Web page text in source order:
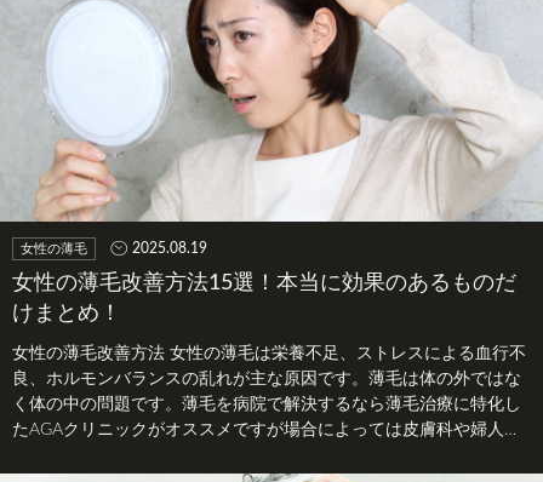
女性の薄毛 2025.08.19
女性の薄毛改善方法15選！本当に効果のあるものだ
けまとめ！
女性の薄毛改善方法 女性の薄毛は栄養不足、ストレスによる血行不
良、ホルモンバランスの乱れが主な原因です。薄毛は体の外ではな
く体の中の問題です。薄毛を病院で解決するなら薄毛治療に特化し
たAGAクリニックがオススメですが場合によっては皮膚科や婦人科